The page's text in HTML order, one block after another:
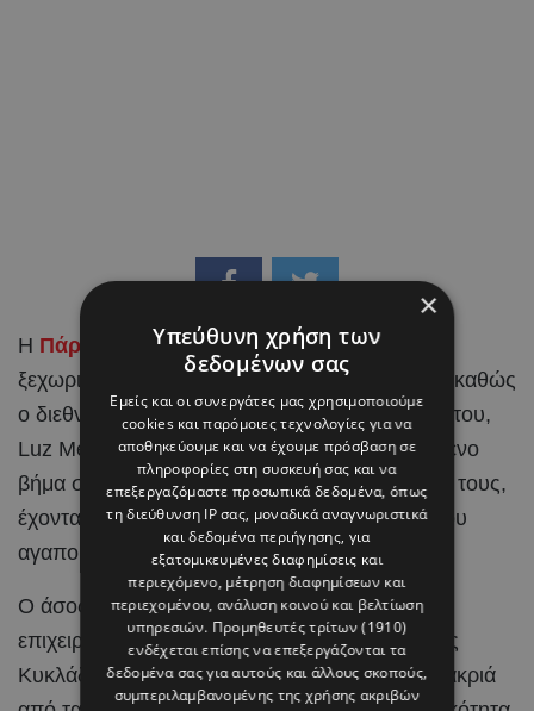
Η Πάρος
έγινε το σκηνικό για μια από τις πιο
ξεχωριστές στιγμές στη ζωή του Brahim Díaz, καθώς
ο διεθνήςποδοσφαιριστήςκαι η αγαπημένη του,
Luz Méndez, αποφάσισαν να κάνουν το επόμενο
βήμα στη σχέση τους και να ενώσουν τις ζωές τους,
έχοντας στο πλευρό τους τους ανθρώπους που
αγαπούν.
Ο άσος της Real Madrid και η Ισπανίδα
επιχειρηματίας και content creator επέλεξαν τις
Κυκλάδες για την ιδιαίτερη αυτή περίσταση, μακριά
×
Υπεύθυνη χρήση των
δεδομένων σας
Εμείς και οι συνεργάτες μας χρησιμοποιούμε
cookies και παρόμοιες τεχνολογίες για να
αποθηκεύουμε και να έχουμε πρόσβαση σε
πληροφορίες στη συσκευή σας και να
επεξεργαζόμαστε προσωπικά δεδομένα, όπως
τη διεύθυνση IP σας, μοναδικά αναγνωριστικά
και δεδομένα περιήγησης, για
εξατομικευμένες διαφημίσεις και
περιεχόμενο, μέτρηση διαφημίσεων και
περιεχομένου, ανάλυση κοινού και βελτίωση
υπηρεσιών. Προμηθευτές τρίτων (1910)
ενδέχεται επίσης να επεξεργάζονται τα
δεδομένα σας για αυτούς και άλλους σκοπούς,
συμπεριλαμβανομένης της χρήσης ακριβών